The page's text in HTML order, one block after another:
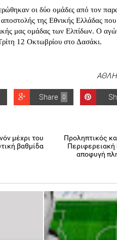
οι δύο ομάδες από τον
αποστολής της Εθνικής Ελλάδας που
μας ομάδας των Ελπίδων. Ο
12 Οκτωβρίου στο Δασάκι.
0
Share
μέχρι του
βαθμίδα
Προληπτικός
Περιφερειακή
αποφυγή